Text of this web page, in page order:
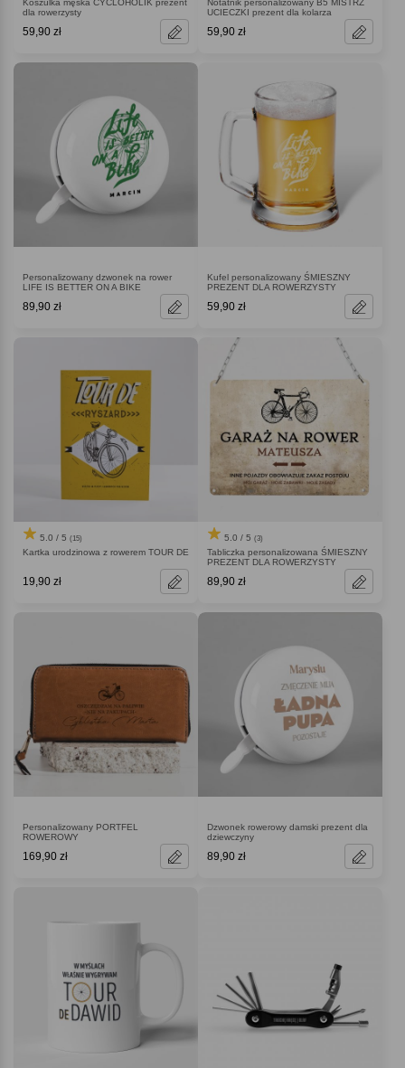
Koszulka męska CYCLOHOLIK prezent
dla rowerzysty
59,90 zł
Notatnik personalizowany B5 MISTRZ
UCIECZKI prezent dla kolarza
59,90 zł
Personalizowany dzwonek na rower
LIFE IS BETTER ON A BIKE
89,90 zł
Kufel personalizowany ŚMIESZNY
PREZENT DLA ROWERZYSTY
59,90 zł
5.0 / 5 (15)
Kartka urodzinowa z rowerem TOUR DE
19,90 zł
5.0 / 5 (3)
Tabliczka personalizowana ŚMIESZNY
PREZENT DLA ROWERZYSTY
89,90 zł
Personalizowany PORTFEL
ROWEROWY
169,90 zł
Dzwonek rowerowy damski prezent dla
dziewczyny
89,90 zł